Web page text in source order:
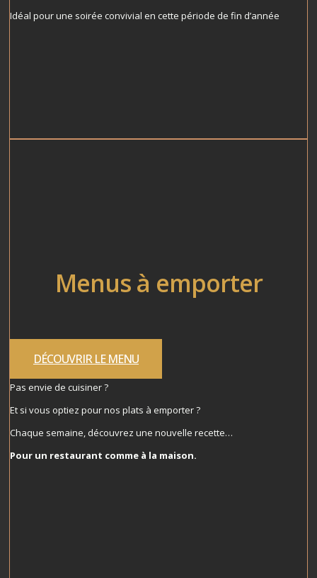
Idéal pour une soirée convivial en cette période de fin d’année
Menus à emporter
DÉCOUVRIR LE MENU
Pas envie de cuisiner ?
Et si vous optiez pour nos plats à emporter ?
Chaque semaine, découvrez une nouvelle recette…
Pour un restaurant comme à la maison.